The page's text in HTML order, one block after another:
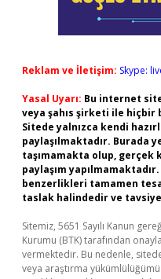
Reklam ve İletişim: Skype:
Yasal Uyarı: Bu internet
veya şahıs şirketi ile hiçbir
Sitede yalnızca kendi
paylaşılmaktadır. Burada
taşımamakta olup, gerçek
paylaşım
benzerlikleri tamamen
taslak halindedir ve
Sitemiz, 5651 Sayılı Kanun
Kurumu (BTK) tarafından
vermektedir. Bu nedenle,
veya araştırma